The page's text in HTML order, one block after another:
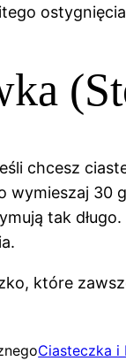
chcesz
wymieszaj 30
tak
które
Ciasteczka i